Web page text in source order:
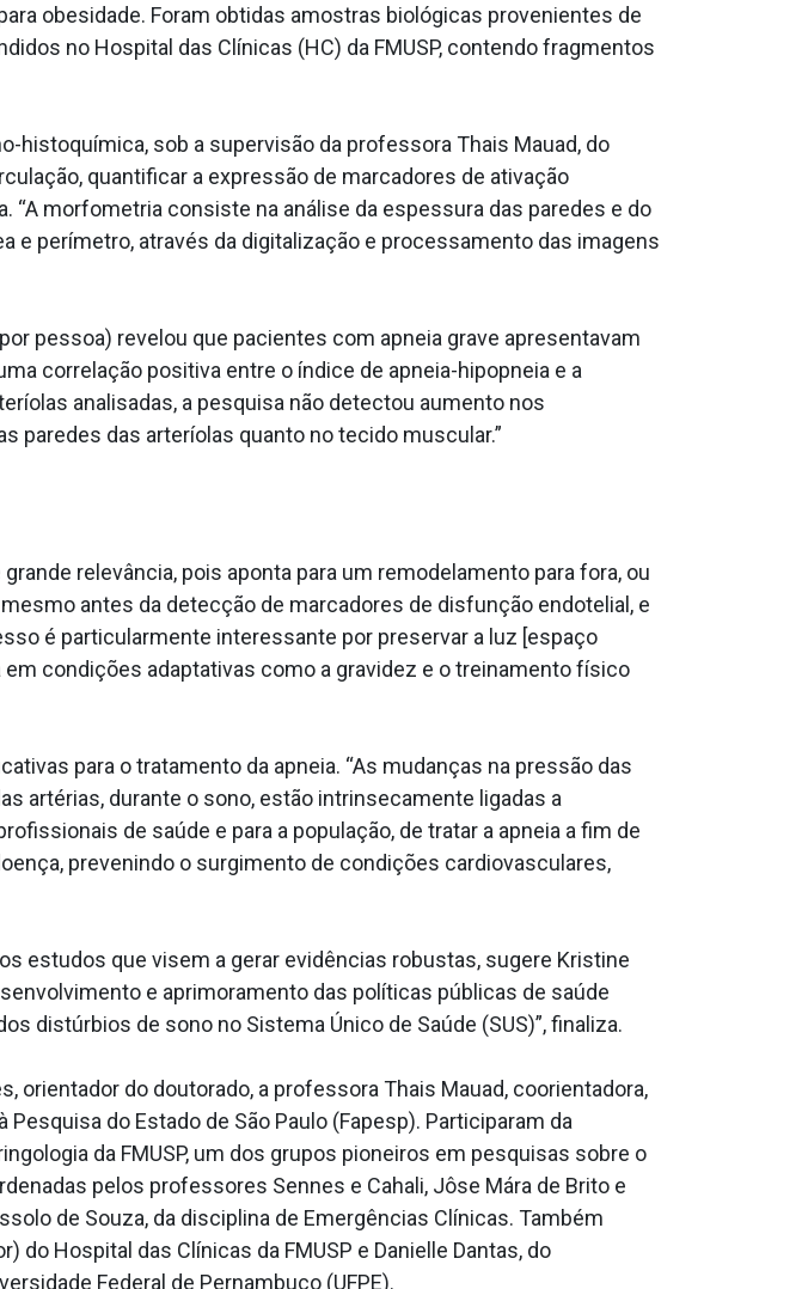
obesidade. Foram obtidas amostras biológicas provenientes de
no Hospital das Clínicas (HC) da FMUSP, contendo fragmentos
histoquímica, sob a supervisão da professora Thais Mauad, do
quantificar a expressão de marcadores de ativação
“A morfometria consiste na análise da espessura das paredes e do
e perímetro, através da digitalização e processamento das imagens
pessoa) revelou que pacientes com apneia grave apresentavam
correlação positiva entre o índice de apneia-hipopneia e a
analisadas, a pesquisa não detectou aumento nos
paredes das arteríolas quanto no tecido muscular.”
relevância, pois aponta para um remodelamento para fora, ou
antes da detecção de marcadores de disfunção endotelial, e
é particularmente interessante por preservar a luz [espaço
condições adaptativas como a gravidez e o treinamento físico
para o tratamento da apneia. “As mudanças na pressão das
artérias, durante o sono, estão intrinsecamente ligadas a
de saúde e para a população, de tratar a apneia a fim de
prevenindo o surgimento de condições cardiovasculares,
estudos que visem a gerar evidências robustas, sugere Kristine
e aprimoramento das políticas públicas de saúde
distúrbios de sono no Sistema Único de Saúde (SUS)”, finaliza.
orientador do doutorado, a professora Thais Mauad, coorientadora,
do Estado de São Paulo (Fapesp). Participaram da
da FMUSP, um dos grupos pioneiros em pesquisas sobre o
pelos professores Sennes e Cahali, Jôse Mára de Brito e
de Souza, da disciplina de Emergências Clínicas. Também
Hospital das Clínicas da FMUSP e Danielle Dantas, do
Federal de Pernambuco (UFPE).